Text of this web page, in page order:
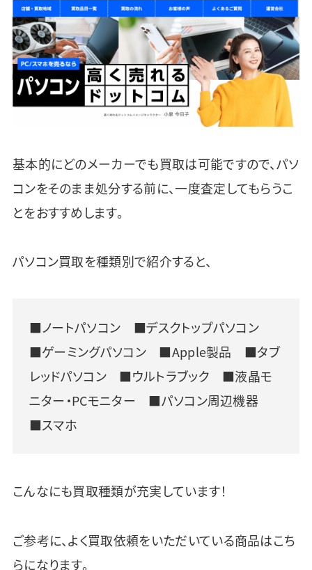
基本的にどのメーカーでも買取は可能ですので、パソ
コンをそのまま処分する前に、一度査定してもらうこ
とをおすすめします。
パソコン買取を種類別で紹介すると、
■ノートパソコン ■デスクトップパソコン
■ゲーミングパソコン ■Apple製品 ■タブ
レッドパソコン ■ウルトラブック ■液晶モ
ニター・PCモニター ■パソコン周辺機器
■スマホ
こんなにも買取種類が充実しています！
ご参考に、よく買取依頼をいただいている商品はこち
らになります。